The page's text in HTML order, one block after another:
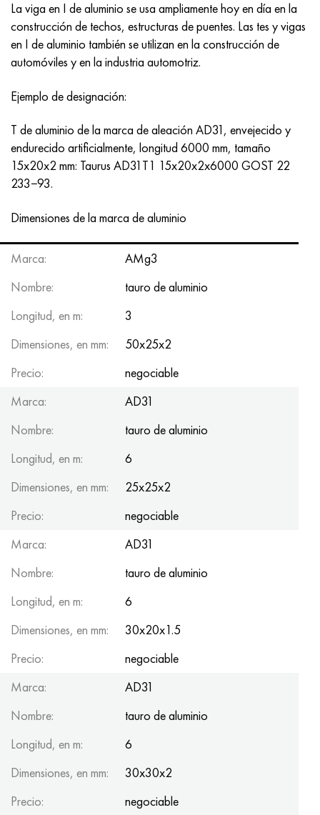
La viga en I de aluminio se usa ampliamente hoy en día en la
construcción de techos, estructuras de puentes. Las tes y vigas
en I de aluminio también se utilizan en la construcción de
automóviles y en la industria automotriz.
Ejemplo de designación:
T de aluminio de la marca de aleación AD31, envejecido y
endurecido artificialmente, longitud 6000 mm, tamaño
15x20x2 mm: Taurus AD31T1 15x20x2x6000 GOST 22
233−93.
Dimensiones de la marca de aluminio
Marca:
AMg3
Nombre:
tauro de aluminio
Longitud, en m:
3
Dimensiones, en mm:
50x25x2
Precio:
negociable
Marca:
AD31
Nombre:
tauro de aluminio
Longitud, en m:
6
Dimensiones, en mm:
25x25x2
Precio:
negociable
Marca:
AD31
Nombre:
tauro de aluminio
Longitud, en m:
6
Dimensiones, en mm:
30x20x1.5
Precio:
negociable
Marca:
AD31
Nombre:
tauro de aluminio
Longitud, en m:
6
Dimensiones, en mm:
30x30x2
Precio:
negociable
Hastelloy C-276
Hastelloy C2000
udimet 500
udimet 720
40XFA, 1.7223, AISI 4142
45X, 45h, 1.7035